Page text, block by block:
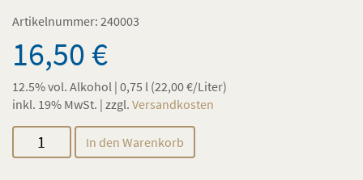
Artikelnummer: 240003
16,50 €
12.5% vol. Alkohol | 0,75 l (22,00€/Liter)
inkl. 19% MwSt. | zzgl. Versandkosten
Johanniter
Menge
In den Warenkorb